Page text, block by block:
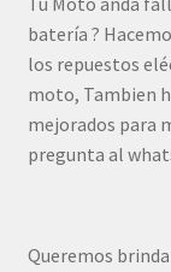
batería ?
los repuestos
moto, Tambien
mejorados para
pregunta al
Queremos